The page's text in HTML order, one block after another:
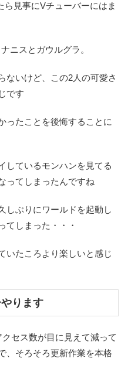
ら見事にVチューバーにはま
ニスとガウルグラ。
ないけど、この2人の可愛さ
です
ったことを後悔することに
しているモンハンを見てる
ってしまったんですね
しぶりにワールドを起動し
てしまった・・・
いたころより楽しいと感じ
ります
セス数が目に見えて減って
、そろそろ更新作業を本格